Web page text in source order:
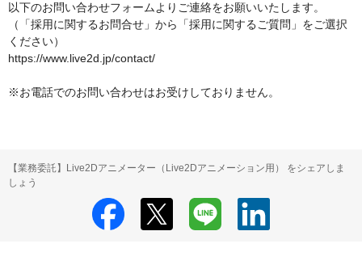
以下のお問い合わせフォームよりご連絡をお願いいたします。
（「採用に関するお問合せ」から「採用に関するご質問」をご選択
ください）
https://www.live2d.jp/contact/
※お電話でのお問い合わせはお受けしておりません。
【業務委託】Live2Dアニメーター（Live2Dアニメーション用） をシェアしま
しょう